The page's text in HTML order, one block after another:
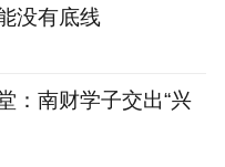
没有底线‌‌
：南财学子交出“兴